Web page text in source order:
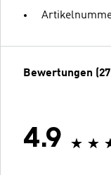
Bewertungen (27)
4.9